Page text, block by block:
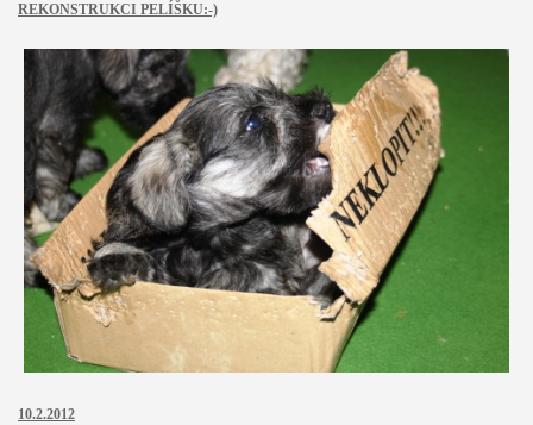
REKONSTRUKCI PELÍŠKU:-)
10.2.2012